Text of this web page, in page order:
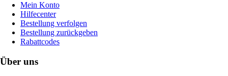
Mein Konto
Hilfecenter
Bestellung verfolgen
Bestellung zurückgeben
Rabattcodes
Über uns